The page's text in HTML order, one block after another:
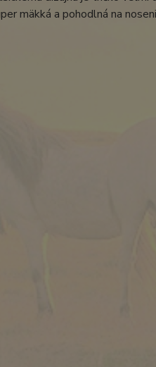
mäkká a pohodlná na